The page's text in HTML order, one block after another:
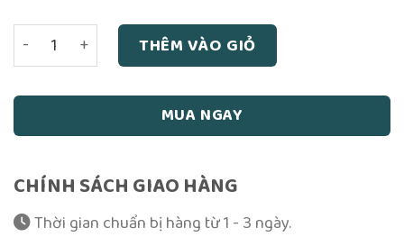
Tâm (Triết Học Phương Đông) – Trương Lập Văn số lượng
THÊM VÀO GIỎ
MUA NGAY
CHÍNH SÁCH GIAO HÀNG
Thời gian chuẩn bị hàng từ 1 - 3 ngày.